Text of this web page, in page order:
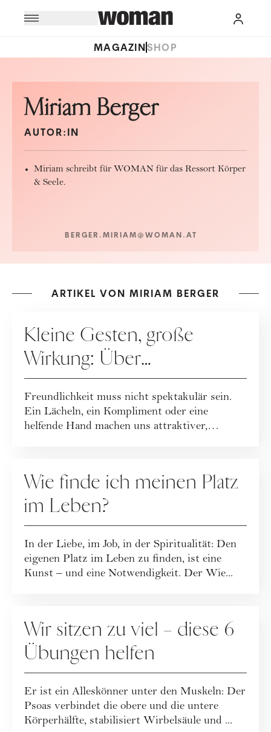
MAGAZINSHOP
Miriam Berger
AUTOR:IN
Miriam schreibt für WOMAN für das Ressort Körper
& Seele.
BERGER.MIRIAM@WOMAN.AT
ARTIKEL VON MIRIAM BERGER
Kleine Gesten, große
Wirkung: Über
Freundlichkeit im Alltag
Freundlichkeit muss nicht spektakulär sein.
Ein Lächeln, ein Kompliment oder eine
helfende Hand machen uns attraktiver,
Wie finde ich meinen Platz
im Leben?
In der Liebe, im Job, in der Spiritualität: Den
eigenen Platz im Leben zu finden, ist eine
Kunst – und eine Notwendigkeit. Der Wie...
Wir sitzen zu viel – diese 6
Übungen helfen
Er ist ein Alleskönner unter den Muskeln: Der
Psoas verbindet die obere und die untere
Körperhälfte, stabilisiert Wirbelsäule und ...